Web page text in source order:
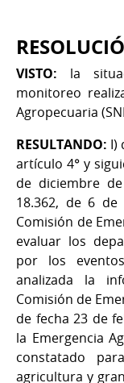
VISTO: la
monitoreo
Agropecuaria
RESULTANDO: I)
artículo 4° y
de diciembre
18.362, de 6
Comisión de
evaluar los
por los
analizada la
Comisión de
de fecha 23 de
la Emergencia
constatado
agricultura y